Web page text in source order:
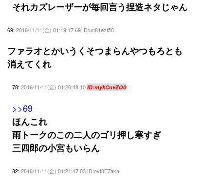
それカズレーザーが毎回言う捏造ネタじゃん
69: 2016/11/11(金) 01:19:17.69 ID:un81ezf50
ファラオとかいうくそつまらんやつもろとも
消えてくれ
78: 2016/11/11(金) 01:20:48.10 ID:mykCuvZO0
>>69
ほんこれ
雨トークのこの二人のゴリ押し寒すぎ
三四郎の小宮もいらん
82: 2016/11/11(金) 01:21:47.03 ID:ovt8F7aka